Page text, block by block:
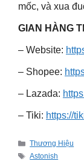
mốc, và xua
GIAN HÀNG
– Website:
– Shopee:
– Lazada:
– Tiki: https://
Categories
Thương Hiệu
Tags
Astonish